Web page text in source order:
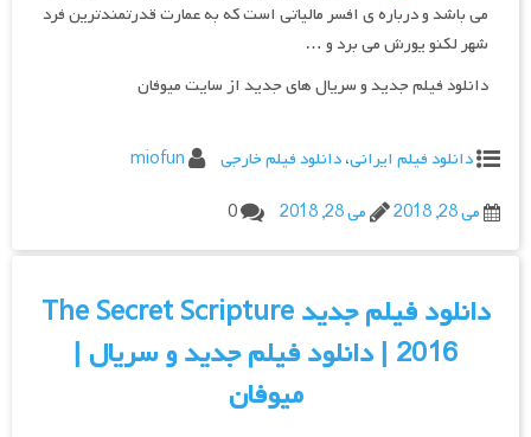
می باشد و درباره ی افسر مالیاتی است که به عمارت قدرتمندترین فرد
شهر لکنو یورش می برد و …
دانلود فیلم جدید و سریال های جدید از سایت میوفان
دانلود فیلم ایرانی،دانلود فیلم خارجی
miofun
می 28, 2018
می 28, 2018 0
دانلود فیلم جدید The Secret Scripture
2016 | دانلود فیلم جدید و سریال |
میوفان